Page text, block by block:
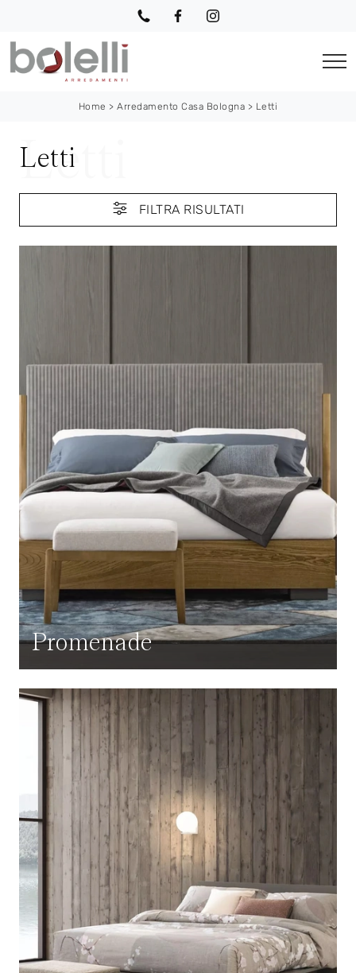
Home >Arredamento Casa Bologna > Letti
Letti
FILTRA RISULTATI
Promenade